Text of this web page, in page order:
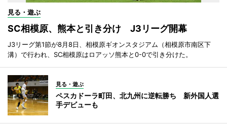
見る・遊ぶ
SC相模原、熊本と引き分け J3リーグ開幕
J3リーグ第1節が8月8日、相模原ギオンスタジアム（相模原市南区下
溝）で行われ、SC相模原はロアッソ熊本と0-0で引き分けた。
見る・遊ぶ
ペスカドーラ町田、北九州に逆転勝ち 新外国人選
手デビューも